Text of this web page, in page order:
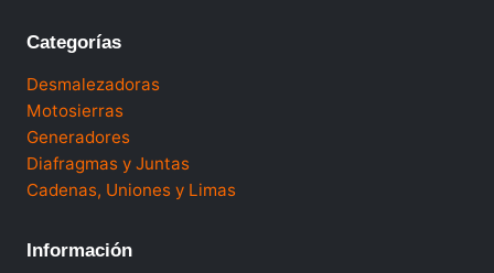
Categorías
Desmalezadoras
Motosierras
Generadores
Diafragmas y Juntas
Cadenas, Uniones y Limas
Información